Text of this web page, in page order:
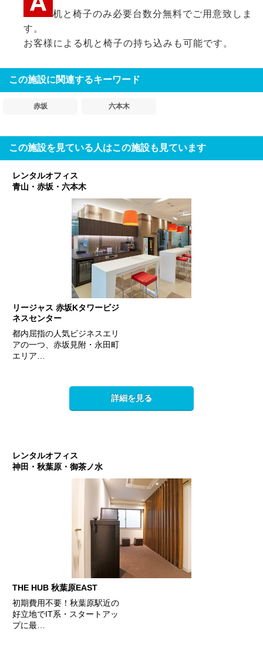
机と椅子のみ必要台数分無料でご用意致しま
す。
お客様による机と椅子の持ち込みも可能です。
この施設に関連するキーワード
赤坂 六本木
この施設を見ている人はこの施設も見ています
レンタルオフィス
青山・赤坂・六本木
リージャス 赤坂Kタワービジ
ネスセンター
都内屈指の人気ビジネスエリ
アの一つ、赤坂見附・永田町
エリア…
詳細を見る
レンタルオフィス
神田・秋葉原・御茶ノ水
THE HUB 秋葉原EAST
初期費用不要！秋葉原駅近の
好立地でIT系・スタートアッ
プに最…